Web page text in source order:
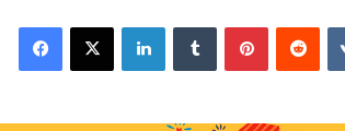
Facebook X Linkedin